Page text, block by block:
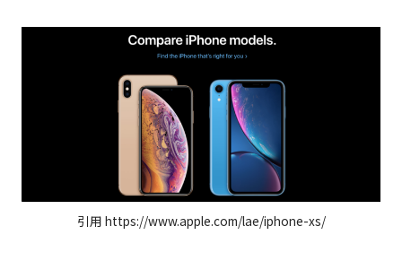
引用 https://www.apple.com/lae/iphone-xs/